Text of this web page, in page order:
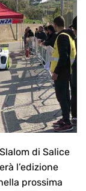
di Salice
l’edizione
prossima